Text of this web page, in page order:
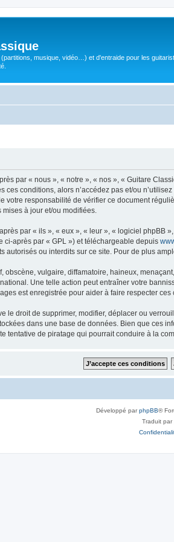
musique, vidéo…) et d'entraide pour les
par « nous », « notre », « nos », « Guitare
ces conditions, alors n’accédez pas et/ou
votre responsabilité de vérifier ce document
à jour et/ou modifiées.
par « ils », « eux », « leur », « logiciel
ci-après par « GPL ») et téléchargeable depuis
autorisés ou interdits sur ce site. Pour de plus
vulgaire, diffamatoire, haineux,
Une telle action peut entraîner votre
est enregistrée pour aider à faire respecter ces
le droit de supprimer, modifier, déplacer ou
dans une base de données. Bien que ces
tentative de piratage qui pourrait conduire à la
Développé parphpBB®
Traduit par